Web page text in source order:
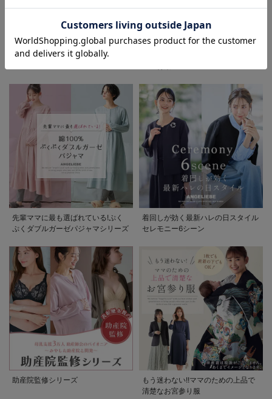
初夏の快適インナー特集
先輩ママに最も選ばれている!ぷく
ぷくダブルガーゼパジャマシリーズ
着回しが効く最新ハレの日スタイル
セレモニー6シーン
助産院監修シリーズ
もう迷わない!!ママのための上品で
清楚なお宮参り服
お気に入り商品を確認する